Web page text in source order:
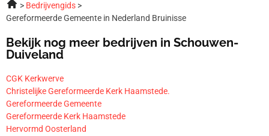
Bedrijvengids
Gereformeerde Gemeente in Nederland Bruinisse
Bekijk nog meer bedrijven in Schouwen-
Duiveland
CGK Kerkwerve
Christelijke Gereformeerde Kerk Haamstede.
Gereformeerde Gemeente
Gereformeerde Kerk Haamstede
Hervormd Oosterland